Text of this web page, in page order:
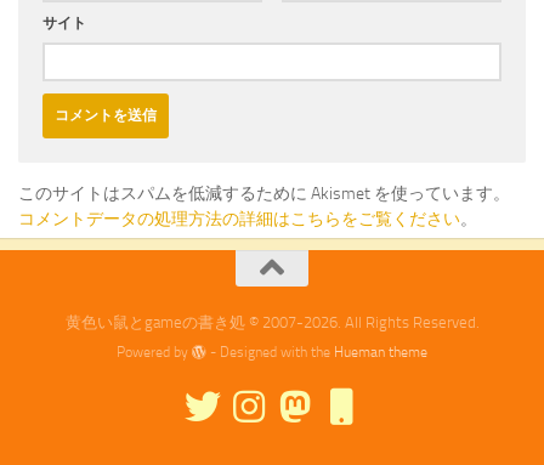
サイト
このサイトはスパムを低減するために Akismet を使っています。
コメントデータの処理方法の詳細はこちらをご覧ください。
黄色い鼠とgameの書き処 © 2007-2026. All Rights Reserved.
Powered by - Designed with the Hueman theme